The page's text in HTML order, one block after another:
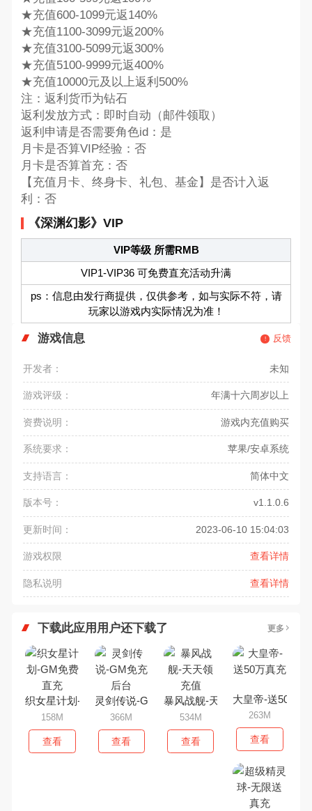
★充值600-1099元返140%
★充值1100-3099元返200%
★充值3100-5099元返300%
★充值5100-9999元返400%
★充值10000元及以上返利500%
注：返利货币为钻石
返利发放方式：即时自动（邮件领取）
返利申请是否需要角色id：是
月卡是否算VIP经验：否
月卡是否算首充：否
【充值月卡、终身卡、礼包、基金】是否计入返
利：否
《深渊幻影》VIP
VIP等级 所需RMB
VIP1-VIP36 可免费直充活动升满
ps：信息由发行商提供，仅供参考，如与实际不符，请
玩家以游戏内实际情况为准！
游戏信息 反馈
开发者： 未知
游戏评级： 年满十六周岁以上
资费说明： 游戏内充值购买
系统要求： 苹果/安卓系统
支持语言： 简体中文
版本号： v1.1.0.6
更新时间： 2023-06-10 15:04:03
游戏权限 查看详情
隐私说明 查看详情
下载此应用用户还下载了 更多
织女星计划-GM免费直充
158M
查看
灵剑传说-GM免充后台
366M
查看
暴风战舰-天天领充值
534M
查看
大皇帝-送50万
263M
查看